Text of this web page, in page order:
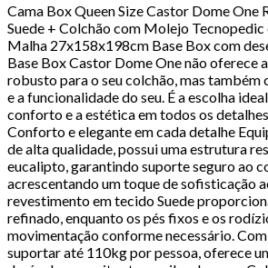
Cama Box Queen Size Castor Dome One
Suede + Colchão com Molejo
Malha 27x158x198cm Base Box com
Base Box Castor Dome One não oferece
robusto para o seu colchão, mas
e a funcionalidade do seu. É a escolha
conforto e a estética em todos os
Conforto e elegante em cada detalhe
de alta qualidade, possui uma estrutura
eucalipto, garantindo suporte seguro ao
acrescentando um toque de sofisticação
revestimento em tecido Suede
refinado, enquanto os pés fixos e os
movimentação conforme necessário.
suportar até 110kg por pessoa, oferece